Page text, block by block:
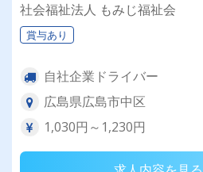
社会福祉法人 もみじ福祉会
賞与あり
自社企業ドライバー
広島県広島市中区
1,030円～1,230円